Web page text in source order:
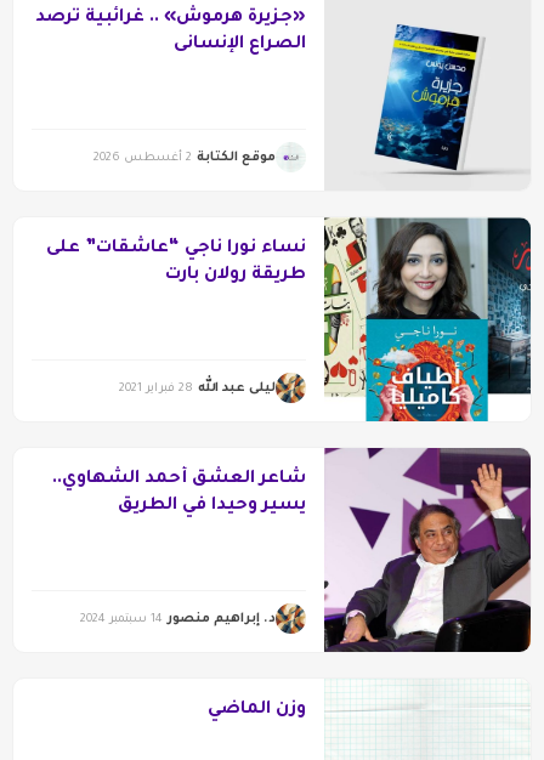
«جزيرة هرموش» .. غرائبية ترصد
الصراع الإنسانى
موقع الكتابة 2 أغسطس 2026
نساء نورا ناجي “عاشقات” على
طريقة رولان بارت
ليلى عبد الله 28 فبراير 2021
شاعر العشق أحمد الشهاوي..
يسير وحيدا في الطريق
د. إبراهيم منصور 14 سبتمبر 2024
وزن الماضي‮